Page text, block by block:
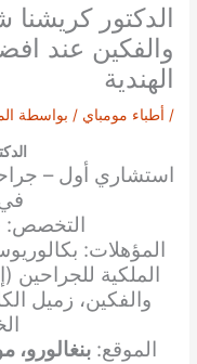
الدكتور
والفكين عند
الهندية
/ أطباء مومباي / بواسطة
استشاري أول –
في
التخصص:
المؤهلات:
الملكية للجراحين
والفكين، زميل
الموقع: بنغالورو،